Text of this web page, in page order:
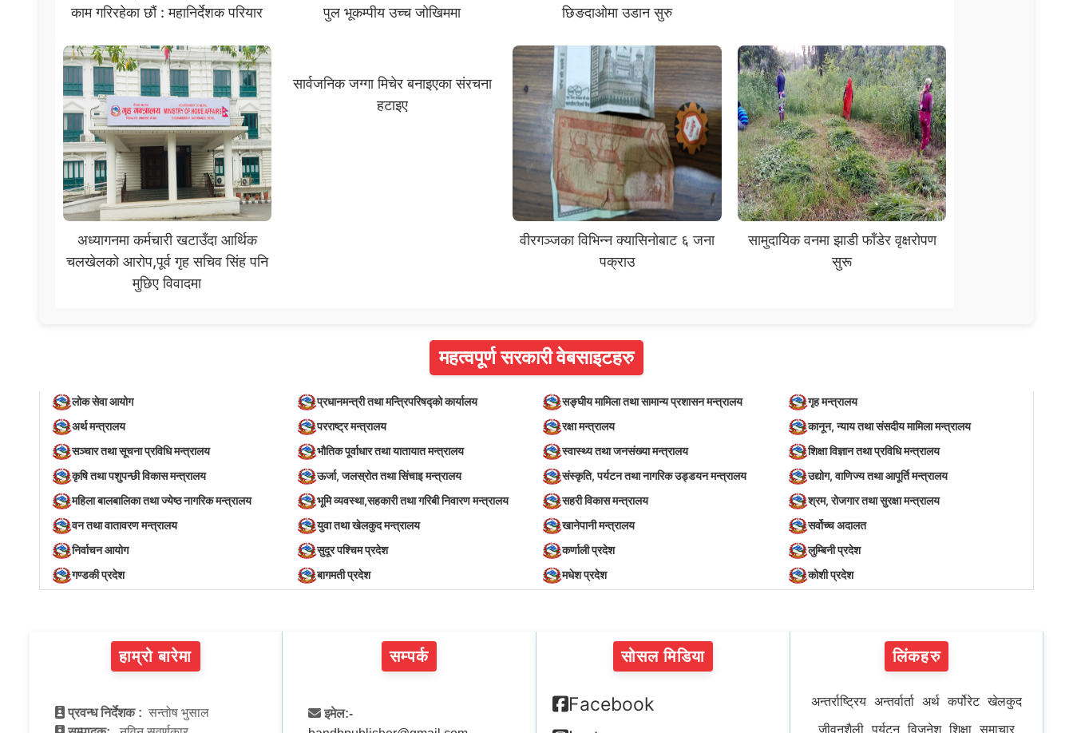
काम गरिरहेका छौं : महानिर्देशक परियार
पुल भूकम्पीय उच्च जोखिममा
छिङदाओमा उडान सुरु
अध्यागनमा कर्मचारी खटाउँदा आर्थिक
चलखेलको आरोप,पूर्व गृह सचिव सिंह पनि
मुछिए विवादमा
सार्वजनिक जग्गा मिचेर बनाइएका संरचना
हटाइए
वीरगञ्जका विभिन्न क्यासिनोबाट ६ जना
पक्राउ
सामुदायिक वनमा झाडी फाँडेर वृक्षरोपण
सुरू
महत्वपूर्ण सरकारी वेबसाइटहरु
लोक सेवा आयोग प्रधानमन्त्री तथा मन्त्रिपरिषद्को कार्यालय सङ्घीय मामिला तथा सामान्य प्रशासन मन्त्रालय
गृह मन्त्रालय
अर्थ मन्त्रालय
परराष्ट्र मन्त्रालय रक्षा मन्त्रालय
कानून, न्याय तथा संसदीय मामिला मन्त्रालय
सञ्‍चार तथा सूचना प्रविधि मन्त्रालय
भौतिक पूर्वाधार तथा यातायात मन्त्रालय स्वास्थ्य तथा जनसंख्या मन्त्रालय
शिक्षा विज्ञान तथा प्रविधि मन्त्रालय
कृषि तथा पशुपन्छी विकास मन्त्रालय
ऊर्जा, जलस्रोत तथा सिंचाइ मन्त्रालय संस्कृति, पर्यटन तथा नागरिक उड्डयन मन्त्रालय
उद्योग, वाणिज्य तथा आपूर्ति मन्त्रालय
महिला बालबालिका तथा ज्येष्ठ नागरिक मन्त्रालय
भूमि व्यवस्था,सहकारी तथा गरिबी निवारण मन्त्रालय सहरी विकास मन्त्रालय
श्रम, रोजगार तथा सुरक्षा मन्त्रालय
वन तथा वातावरण मन्त्रालय
युवा तथा खेलकुद मन्त्रालय खानेपानी मन्त्रालय
सर्वोच्च अदालत
निर्वाचन आयोग
सुदूर पश्चिम प्रदेश कर्णाली प्रदेश
लुम्बिनी प्रदेश
गण्डकी प्रदेश
बागमती प्रदेश मधेश प्रदेश कोशी प्रदेश
हाम्रो बारेमा
प्रवन्ध निर्देशक : सन्तोष भुसाल
सम्पर्क
इमेल:-
सोसल मिडिया
Facebook
लिंकहरु
अन्तर्राष्ट्रिय अन्तर्वार्ता अर्थ कर्पोरेट खेलकुद
जीवनशैली पर्यटन विजनेश शिक्षा समाचार